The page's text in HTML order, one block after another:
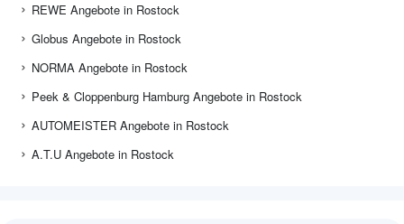
REWE Angebote in Rostock
Globus Angebote in Rostock
NORMA Angebote in Rostock
Peek & Cloppenburg Hamburg Angebote in Rostock
AUTOMEISTER Angebote in Rostock
A.T.U Angebote in Rostock